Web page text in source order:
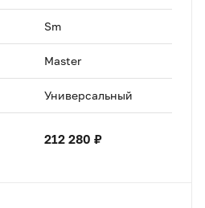
Sm
Master
Универсальный
212 280 ₽